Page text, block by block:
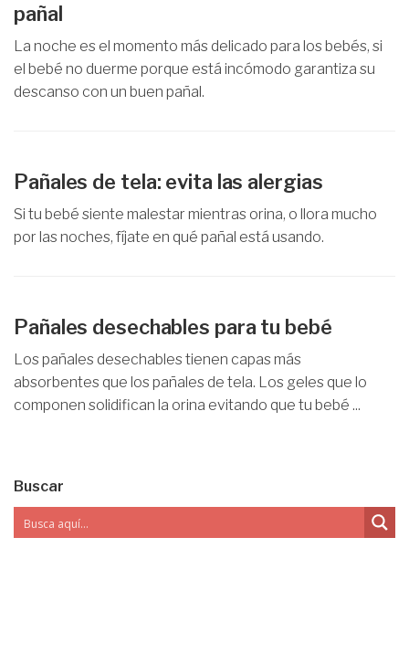
pañal
La noche es el momento más delicado para los bebés, si
el bebé no duerme porque está incómodo garantiza su
descanso con un buen pañal.
Pañales de tela: evita las alergias
Si tu bebé siente malestar mientras orina, o llora mucho
por las noches, fíjate en qué pañal está usando.
Pañales desechables para tu bebé
Los pañales desechables tienen capas más
absorbentes que los pañales de tela. Los geles que lo
componen solidifican la orina evitando que tu bebé ...
Buscar